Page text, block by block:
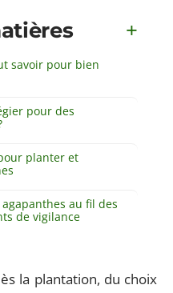
savoir pour bien
pour des
planter et
au fil des
de vigilance
la plantation, du choix